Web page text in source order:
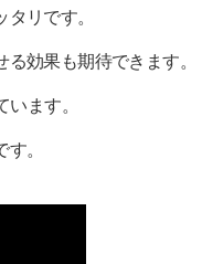
リです。
効果も期待できます。
ます。
。